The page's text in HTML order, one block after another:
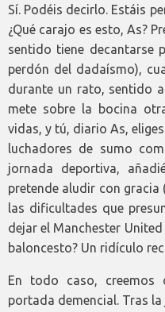
Sí. Podéis decirlo. Estáis
¿Qué carajo es esto, As?
sentido tiene decantarse
perdón del dadaísmo),
durante un rato, sentido
mete sobre la bocina
vidas, y tú, diario As,
luchadores de sumo
jornada deportiva,
pretende aludir con gracia
las dificultades que
dejar el Manchester
baloncesto? Un ridículo
En todo caso, creemos
portada demencial. Tras